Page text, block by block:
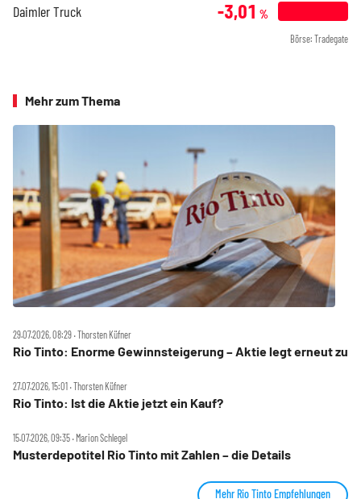
Daimler Truck -3,01 %
Börse: Tradegate
Mehr zum Thema
29.07.2026, 08:29 ‧ Thorsten Küfner
Rio Tinto: Enorme Gewinnsteigerung – Aktie legt erneut zu
27.07.2026, 15:01 ‧ Thorsten Küfner
Rio Tinto: Ist die Aktie jetzt ein Kauf?
15.07.2026, 09:35 ‧ Marion Schlegel
Musterdepotitel Rio Tinto mit Zahlen – die Details
Mehr Rio Tinto Empfehlungen